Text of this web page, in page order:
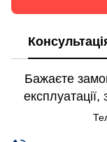
Бажаєте